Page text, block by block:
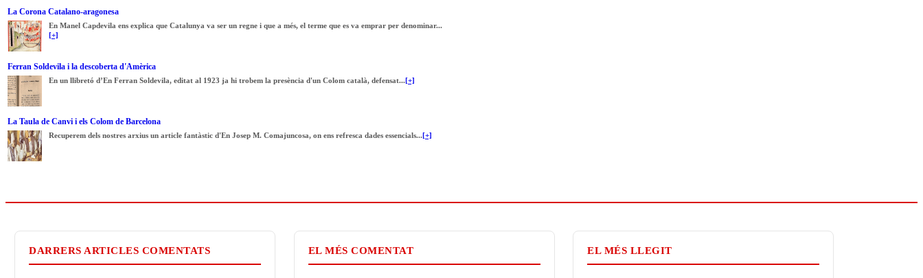
La Corona Catalano-aragonesa
En Manel Capdevila ens explica que Catalunya va ser un regne i que a més, el terme que es va emprar per denominar...
[+]
Ferran Soldevila i la descoberta d'Amèrica
En un llibretó d’En Ferran Soldevila, editat al 1923 ja hi trobem la presència d'un Colom català, defensat...[+]
La Taula de Canvi i els Colom de Barcelona
Recuperem dels nostres arxius un article fantàstic d'En Josep M. Comajuncosa, on ens refresca dades essencials...[+]
DARRERS ARTICLES COMENTATS EL MÉS COMENTAT EL MÉS LLEGIT